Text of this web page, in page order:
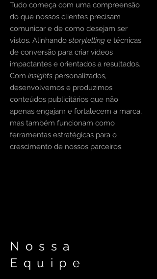
Tudo começa com uma compreensão
do que nossos clientes precisam
comunicar e de como desejam ser
vistos. Alinhando storytelling e técnicas
de conversão para criar vídeos
impactantes e orientados a resultados.
Com insights personalizados,
desenvolvemos e produzimos
conteúdos publicitários que não
apenas engajam e fortalecem a marca,
mas também funcionam como
ferramentas estratégicas para o
crescimento de nossos parceiros.
Nossa
Equipe